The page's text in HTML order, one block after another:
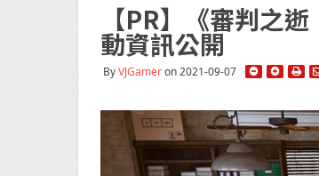
【PR】《審判之
動資訊公開
ByVJGameron 2021-09-07